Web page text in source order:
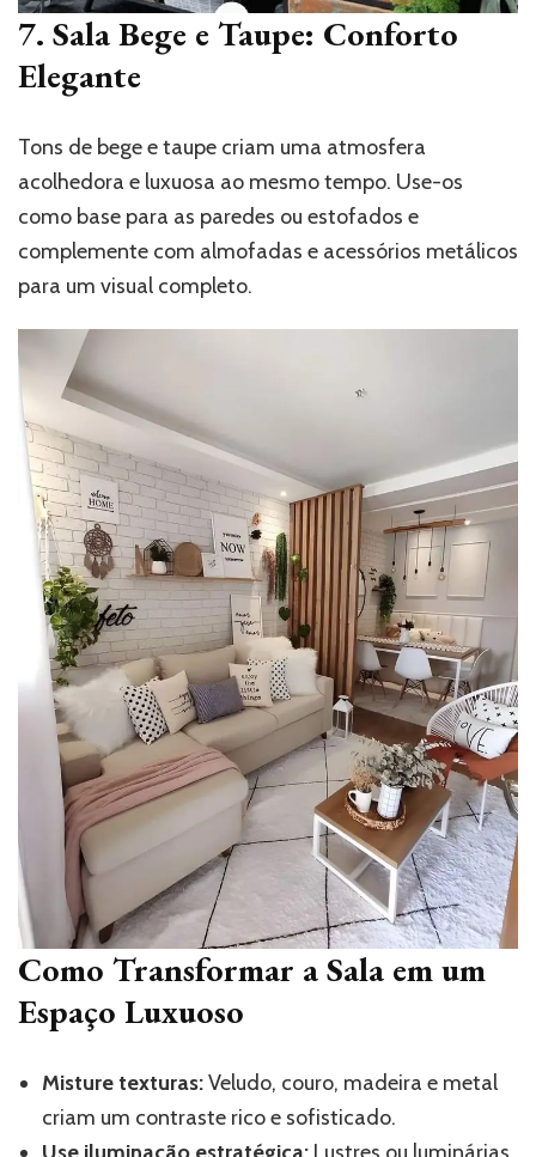
7. Sala Bege e Taupe: Conforto
Elegante
Tons de bege e taupe criam uma atmosfera
acolhedora e luxuosa ao mesmo tempo. Use-os
como base para as paredes ou estofados e
complemente com almofadas e acessórios metálicos
para um visual completo.
Como Transformar a Sala em um
Espaço Luxuoso
Misture texturas:Veludo, couro, madeira e metal
criam um contraste rico e sofisticado.